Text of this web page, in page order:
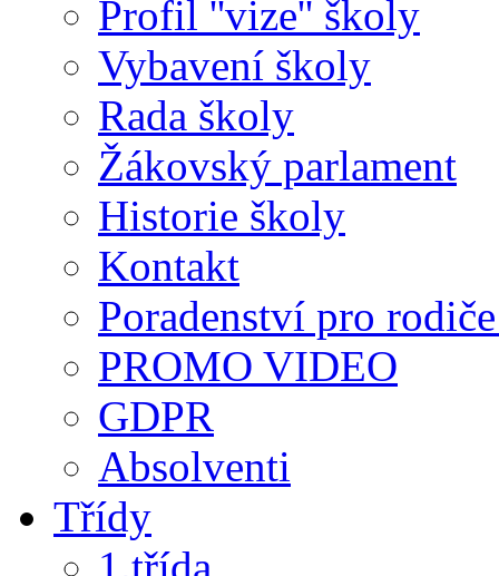
Profil ''vize'' školy
Vybavení školy
Rada školy
Žákovský parlament
Historie školy
Kontakt
Poradenství pro
PROMO VIDEO
GDPR
Absolventi
Třídy